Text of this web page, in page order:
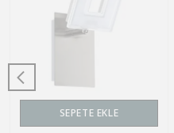
SEPETE EKLE